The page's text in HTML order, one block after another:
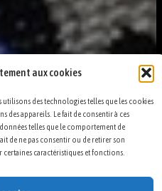
aux cookies
des technologies telles que les cookies
appareils. Le fait de consentir à ces
telles que le comportement de
de ne pas consentir ou de retirer son
caractéristiques et fonctions.